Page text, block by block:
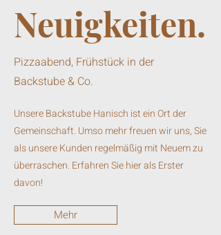
Neuigkeiten.
Pizzaabend, Frühstück in der
Backstube & Co.
Unsere Backstube Hanisch ist ein Ort der
Gemeinschaft. Umso mehr freuen wir uns, Sie
als unsere Kunden regelmäßig mit Neuem zu
überraschen. Erfahren Sie hier als Erster
davon!
Mehr